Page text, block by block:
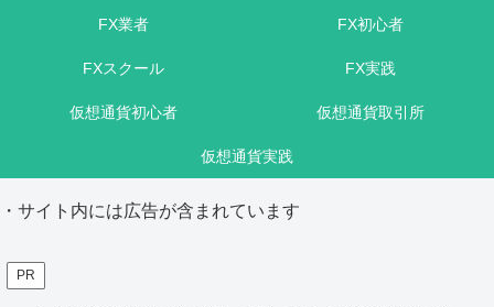
FX業者 FX初心者
FXスクール FX実践
仮想通貨初心者 仮想通貨取引所
仮想通貨実践
・サイト内には広告が含まれています
PR